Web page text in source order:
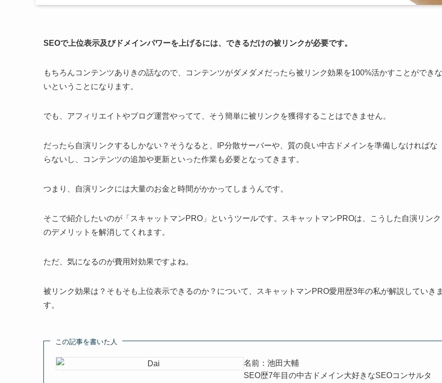
SEOで上位表示及びドメインパワーを上げるには、できるだけの被リンクが必要です。
もちろんコンテンツありきの話なので、コンテンツがダメダメだったら被リンク効果を100%活かすことができな
いということになります。
でも、アフィリエイトやブログ運営やってて、 そう簡単に被リンクを獲得することはできません。
だったら自演リンクするしかない？そうなると、IP分散サーバーや、質の良い中古ドメインを準備しなければな
らないし、コンテンツの追加や更新といった作業も必要となってきます。
つまり、自演リンクには大量のお金と時間がかかってしまうんです。
そこで紹介したいのが「スキャットマンPRO」というツールです。スキャットマンPROは、こうした自演リンク
のデメリットを解消してくれます。
ただ、気になるのが費用対効果ですよね。
被リンク効果は？そもそも上位表示できるのか？について、スキャットマンPRO愛用歴3年の私が解説していき
す。
この記事を書いた人
名前：池田大輔
SEO歴7年目の中古ドメイン大好きなSEOコンサルタ